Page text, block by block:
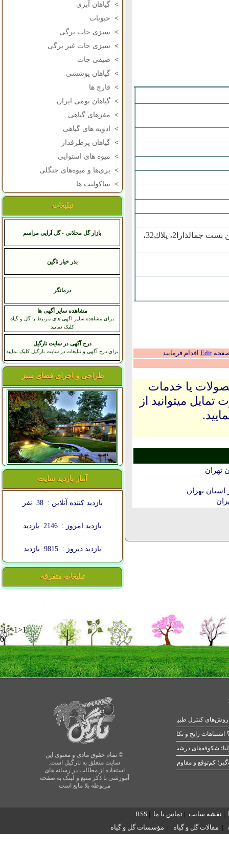
> گیاهان آبزی
> حبوبات
> سبزی جات برگی
> سبزی جات غیر برگی
> صیفی جات
> گیاهان پوششی
> قارچ ها
> گیاهان بومی ایران
> مغزهای گیاهی
>
ادویه های گیاهی
> گیاهان پرطرفدار
> میوه های استوایی
> بری‌ها و میوه‌های جنگلی
> ساکولنت ها
تبلیغات
بازار گل محلاتی - گل آرایی مراسم
بذر خیار ناگین
درمانگر
مشاهده سایر آگهی ها
برای مشاهده سایر آگهی های مرتبط با گل و گیاه
کلیک نمایید
درج آگهی در سایت نارگیل
برای درج آگهی و تبلیغات در سایت نارگیل کلیک نمایید
طراحی و اجرای فضای سبز
آمار بازدید سایت
بازدید کننده آنلاین : 38 نفر
بازدید امروز : 2146 بازدید
بازدید دیروز : 9815 بازدید
تبلیغات متفرقه
خيابان امام خميني، نرسيده به ميدان حسن آباد، كوچه شهيد شجاعي، بن بست جمالدارا2، پلاك32،
صفحهEdit اقدام فرمایید
یا خدمات
میتوانید از
تهران
تهران
-1>-1>1
0
© تمام حقوق مادی و معنوی این
سایت متعلق به نارگیل است.
استفاده از مطالب در رسانه های
آموزشی با ذکر منبع و لینک به صفحه
مربوطه بلا مانع است
رایج و نکات طلایی
شکوفه‌های درشت در بهار
| نقشه سایت | تماس با ما |
RSS
| مقالات گل و گیاه | مؤسسات گل و گیاه